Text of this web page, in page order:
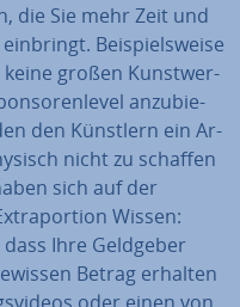
die Sie mehr Zeit und
Bei­spiels­wei­se
keine großen Kunst­wer­
an­zu­bie­
den Künstlern ein Ar­
nicht zu schaffen
sich auf der
Wissen:
Ihre Geldgeber
Betrag erhalten